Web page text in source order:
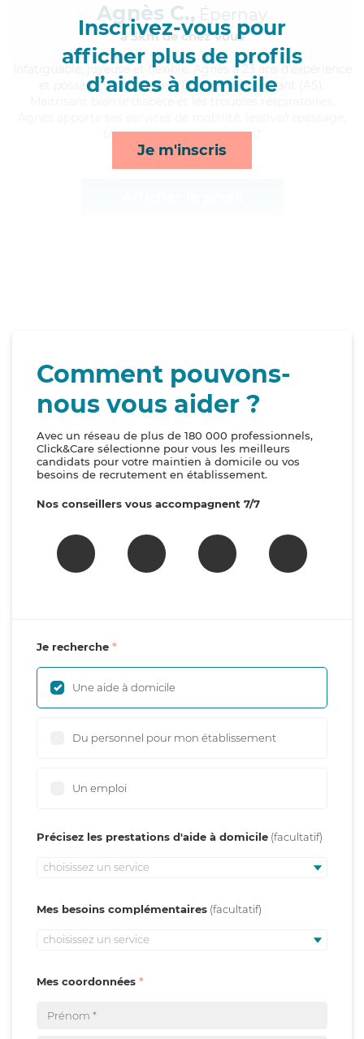
Inscrivez-vous pour
afficher plus de profils
d’aides à domicile
Je m'inscris
Agnès C., Épernay
à 5km de chez Vous
, joyeuse et flexible, Agnès a 23 ans d'expérience
et possède un diplôme d'Etat d'aide-soignant (AS).
transports et lever/coucher*
Comment pouvons-
nous vous aider ?
Avec un réseau de plus de 180 000 professionnels,
Click&Care sélectionne pour vous les meilleurs
candidats pour votre maintien à domicile ou vos
besoins de recrutement en établissement.
Nos conseillers vous accompagnent 7/7
Je recherche
Une aide à domicile
Du personnel pour mon établissement
Un emploi
Précisez les prestations d'aide à domicile
choisissez un service
Mes besoins complémentaires
choisissez un service
Mes coordonnées